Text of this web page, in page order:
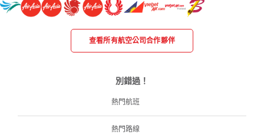
查看所有航空公司合作夥伴
別錯過！
熱門航班
熱門路線